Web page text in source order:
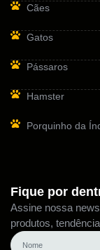
Cães
Gatos
Pássaros
Hamster
Porquinho da
Fique por
Assine nossa
produtos,